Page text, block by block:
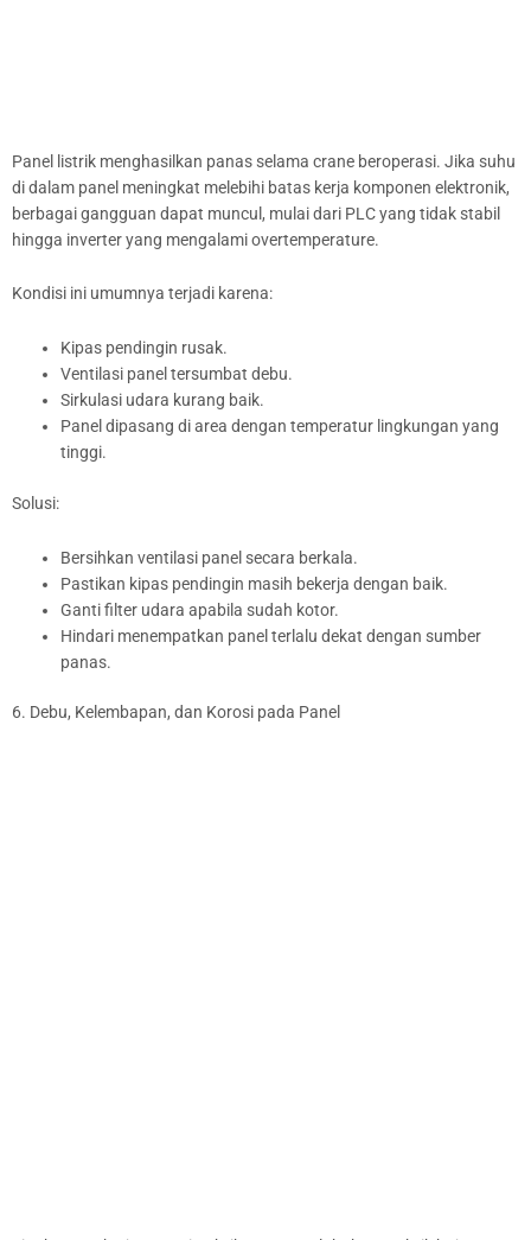
Panel listrik menghasilkan panas selama crane beroperasi. Jika suhu
di dalam panel meningkat melebihi batas kerja komponen elektronik,
berbagai gangguan dapat muncul, mulai dari PLC yang tidak stabil
hingga inverter yang mengalami overtemperature.
Kondisi ini umumnya terjadi karena:
Kipas pendingin rusak.
Ventilasi panel tersumbat debu.
Sirkulasi udara kurang baik.
Panel dipasang di area dengan temperatur lingkungan yang
tinggi.
Solusi:
Bersihkan ventilasi panel secara berkala.
Pastikan kipas pendingin masih bekerja dengan baik.
Ganti filter udara apabila sudah kotor.
Hindari menempatkan panel terlalu dekat dengan sumber
panas.
6. Debu, Kelembapan, dan Korosi pada Panel